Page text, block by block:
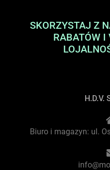
SKORZYSTAJ Z
RABATÓW I
H.D.V.
Biuro i magazyn: ul.